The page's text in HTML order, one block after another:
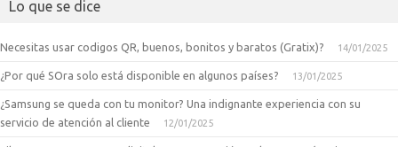
Lo que se dice
Necesitas usar codigos QR, buenos, bonitos y baratos (Gratix)? 14/01/2025
¿Por qué SOra solo está disponible en algunos países? 13/01/2025
¿Samsung se queda con tu monitor? Una indignante experiencia con su
servicio de atención al cliente
12/01/2025